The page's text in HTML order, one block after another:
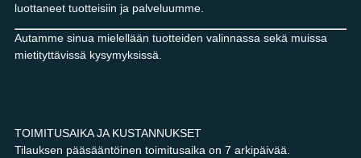
luottaneet tuotteisiin ja palveluumme.
Autamme sinua mielellään tuotteiden valinnassa sekä muissa
mietityttävissä kysymyksissä.
TOIMITUSAIKA JA KUSTANNUKSET
Tilauksen pääsääntöinen toimitusaika on 7 arkipäivää.